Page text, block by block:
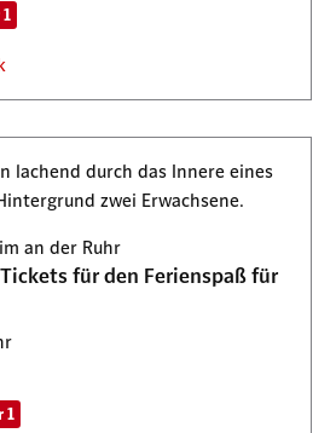
an der Ruhr
für den Ferienspaß für
1